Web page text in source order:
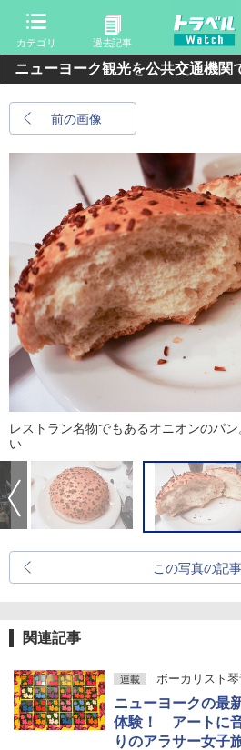
カテゴリ 過去記事
ニューヨーク観光を公共交通機関
前の画像
レストラン名物でもあるオニオンのパ
い
この写真の記
関連記事
連載 ボーカリスト
ニューヨークの最
体験！ アートに
りのアラサー女子